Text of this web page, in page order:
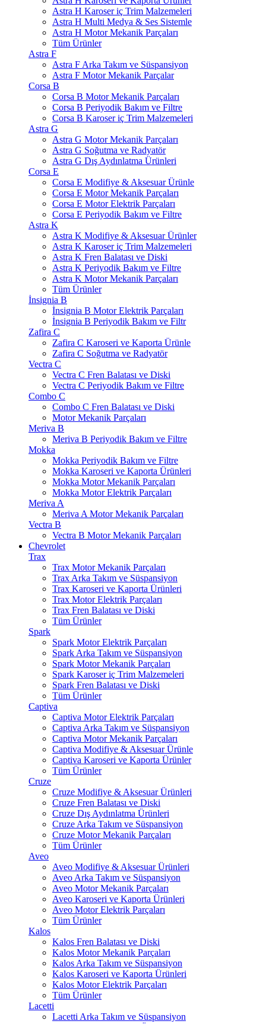
Astra H Karoser iç Trim Malzemeleri
Astra H Multi Medya & Ses Sistemle
Astra H Motor Mekanik Parçaları
Tüm Ürünler
Astra F
Astra F Arka Takım ve Süspansiyon
Astra F Motor Mekanik Parçalar
Corsa B
Corsa B Motor Mekanik Parçaları
Corsa B Periyodik Bakım ve Filtre
Corsa B Karoser iç Trim Malzemeleri
Astra G
Astra G Motor Mekanik Parçaları
Astra G Soğutma ve Radyatör
Astra G Dış Aydınlatma Ürünleri
Corsa E
Corsa E Modifiye & Aksesuar Ürünle
Corsa E Motor Mekanik Parçaları
Corsa E Motor Elektrik Parçaları
Corsa E Periyodik Bakım ve Filtre
Astra K
Astra K Modifiye & Aksesuar Ürünler
Astra K Karoser iç Trim Malzemeleri
Astra K Fren Balatası ve Diski
Astra K Periyodik Bakım ve Filtre
Astra K Motor Mekanik Parçaları
Tüm Ürünler
İnsignia B
İnsignia B Motor Elektrik Parçaları
İnsignia B Periyodik Bakım ve Filtr
Zafira C
Zafira C Karoseri ve Kaporta Ürünle
Zafira C Soğutma ve Radyatör
Vectra C
Vectra C Fren Balatası ve Diski
Vectra C Periyodik Bakım ve Filtre
Combo C
Combo C Fren Balatası ve Diski
Motor Mekanik Parçaları
Meriva B
Meriva B Periyodik Bakım ve Filtre
Mokka
Mokka Periyodik Bakım ve Filtre
Mokka Karoseri ve Kaporta Ürünleri
Mokka Motor Mekanik Parçaları
Mokka Motor Elektrik Parçaları
Meriva A
Meriva A Motor Mekanik Parçaları
Vectra B
Vectra B Motor Mekanik Parçaları
Chevrolet
Trax
Trax Motor Mekanik Parçaları
Trax Arka Takım ve Süspansiyon
Trax Karoseri ve Kaporta Ürünleri
Trax Motor Elektrik Parçaları
Trax Fren Balatası ve Diski
Tüm Ürünler
Spark
Spark Motor Elektrik Parçaları
Spark Arka Takım ve Süspansiyon
Spark Motor Mekanik Parçaları
Spark Karoser iç Trim Malzemeleri
Spark Fren Balatası ve Diski
Tüm Ürünler
Captiva
Captiva Motor Elektrik Parçaları
Captiva Arka Takım ve Süspansiyon
Captiva Motor Mekanik Parçaları
Captiva Modifiye & Aksesuar Ürünle
Captiva Karoseri ve Kaporta Ürünler
Tüm Ürünler
Cruze
Cruze Modifiye & Aksesuar Ürünleri
Cruze Fren Balatası ve Diski
Cruze Dış Aydınlatma Ürünleri
Cruze Arka Takım ve Süspansiyon
Cruze Motor Mekanik Parçaları
Tüm Ürünler
Aveo
Aveo Modifiye & Aksesuar Ürünleri
Aveo Arka Takım ve Süspansiyon
Aveo Motor Mekanik Parçaları
Aveo Karoseri ve Kaporta Ürünleri
Aveo Motor Elektrik Parçaları
Tüm Ürünler
Kalos
Kalos Fren Balatası ve Diski
Kalos Motor Mekanik Parçaları
Kalos Arka Takım ve Süspansiyon
Kalos Karoseri ve Kaporta Ürünleri
Kalos Motor Elektrik Parçaları
Tüm Ürünler
Lacetti
Lacetti Arka Takım ve Süspansiyon